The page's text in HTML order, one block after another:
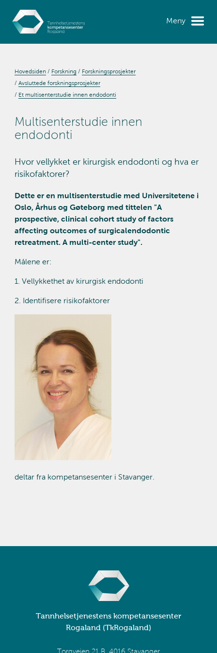
Meny
Hovedsiden Forskning
Forskningsprosjekter
Avsluttede forskningsprosjekter
Et multisenterstudie innen endodonti
Multisenterstudie innen
endodonti
Hvor vellykket er kirurgisk endodonti og hva er
risikofaktorer?
Dette er en multisenterstudie med Universitetene i
Oslo, Århus og Gøteborg med tittelen "A
prospective, clinical cohort study of factors
affecting outcomes of surgicalendodontic
retreatment. A multi-center study".
Målene er:
1. Vellykkethet av kirurgisk endodonti
2. Identifisere risikofaktorer
deltar fra kompetansesenter i Stavanger.
Tannhelsetjenestens kompetansesenter
Rogaland (TkRogaland)